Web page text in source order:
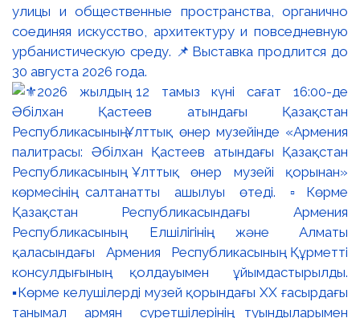
улицы и общественные пространства, органично
соединяя искусство, архитектуру и повседневную
урбанистическую среду. 📌Выставка продлится до
30 августа 2026 года.